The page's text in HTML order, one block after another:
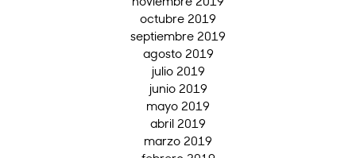
octubre 2019
septiembre 2019
agosto 2019
julio 2019
junio 2019
mayo 2019
abril 2019
marzo 2019